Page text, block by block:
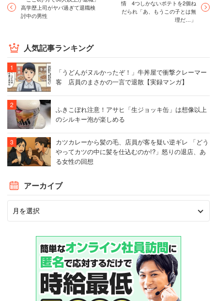
高学歴上司がヤバ過ぎて退職検
討中の男性
情 4つしかないポテトを2個ね
だられ「あ、もうこの子とは無
理だ…」
人気記事ランキング
「うどんがヌルかったぞ！」牛丼屋で衝撃クレーマー
客 店員のまさかの一言で退散【実録マンガ】
ふきこぼれ注意！アサヒ「生ジョッキ缶」は想像以上
のシルキー泡が楽しめる
カツカレーから髪の毛、店員が客を疑い逆ギレ 「どう
やってカツの中に髪を仕込むのか!?」怒りの退店、あ
る女性の回想
アーカイブ